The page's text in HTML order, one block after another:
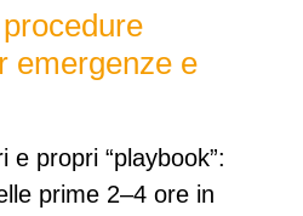
emergenze e
e propri “playbook”:
prime 2–4 ore in